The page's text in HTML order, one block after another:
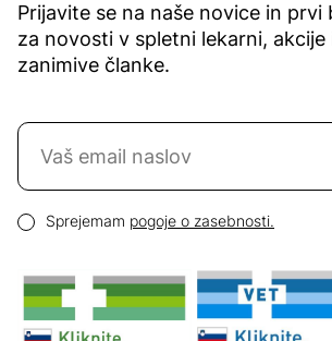
Prijavite se na naše novice in prvi
za novosti v spletni lekarni, akcije
zanimive članke.
Naročite se na novice
Pogoji zasebnosti
Sprejemam pogoje o zasebnosti.